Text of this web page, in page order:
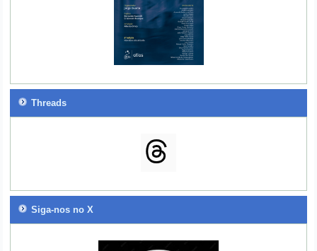
Threads
Siga-nos no X